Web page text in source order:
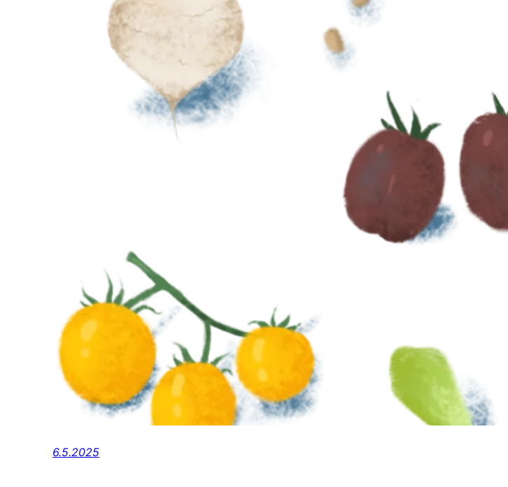
6.5.2025